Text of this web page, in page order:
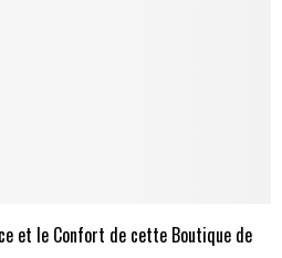
et le Confort de cette Boutique de